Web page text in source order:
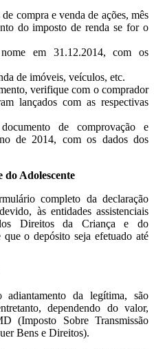
compra e venda de ações, mês
do imposto de renda se for o
em 31.12.2014, com os
de imóveis, veículos, etc.
verifique com o comprador
lançados com as respectivas
de comprovação e
de 2014, com os dados dos
Adolescente
completo da declaração
às entidades assistenciais
Direitos da Criança e do
o depósito seja efetuado até
adiantamento da legítima, são
dependendo do valor,
(Imposto Sobre Transmissão
Bens e Direitos).